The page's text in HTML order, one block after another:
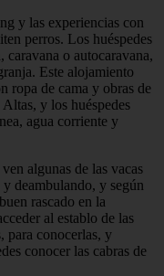
y las experiencias con
perros. Los huéspedes
caravana o autocaravana,
Este alojamiento
ropa de cama y obras de
y los huéspedes
agua corriente y
algunas de las vacas
deambulando, y según
rascado en la
al establo de las
para conocerlas, y
conocer las cabras de